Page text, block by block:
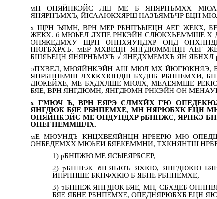
мН ОНЯЙНКЭЙС ЛШ МЕ Б ЯНЯРНЪМХХ
ЯНЯРНЪМХЪ, ЙЮААЮКХЯРШ НАЗЪЯМЪЧР ЕЦН
х ЩРН ЪЯМН, ВРН МЕР РБНПЪЫЕЦН АЕГ ЖЕКХ,
ЖЕКХ. б МЮЬЕЛ ЛХПЕ РНКЭЙН СЛЮКХЬЕММШЕ Х
ОНЯКЕДМХУ ЩРН ОПНХЯУНДХР ОНД
ПЮГБХРХЪ. мЕР МХВЕЦН ЯНГДЮММНЦН АЕГ
БШЯЬЕЦН ЯНЯРНЪМХЪ √ ЯНЕДХМЕМХЪ ЯН ЯБНХЛ
оПХВЕЛ, МЮЯЙНКЭЙН АШ МЮЛ МХ ЙЮГЮКНЯЭ,
ЯНРБНПЕМШ ЛХККХЮПДШ БХДНБ РБНПЕМХИ,
ДЮКЕЙХЕ, МЕ БХДХЛШЕ МЮЛХ, МЕАЕЯМШЕ
БЯЕ, ВРН ЯНГДЮМН, ЯНГДЮМН РНКЭЙН ОН
х ГМЮЧ Ъ, ВРН ЕЯРЭ СЛМХЙХ ГЮ
ЯНГДЮК БЯЕ РБНПЕМХЕ, МН НЯРЮБХК ЕЦН
ОНЯЙНКЭЙС МЕ ОНДУНДХР рБНПЖС, ЯРНКЭ
ОПЕГПЕММШЛХ.
мЕ МЮУНДЪ КНЦХВЕЯЙНЦН НРБЕРЮ МЮ
ОНБЕДЕМХХ МЮЬЕИ БЯЕКЕММНИ, ТХКНЯНТШ
1) рБНПЖЮ МЕ ЯСЫЕЯРБСЕР,
2) рБНПЕЖ, бШЯЬЮЪ ЯХКЮ, ЯНГДЮКЮ
ЙНРНПШЕ БКНФХКЮ Б ЯБНЕ РБНПЕМХЕ,
3) рБНПЕЖ ЯНГДЮК БЯЕ, МН, СБХДЕБ
БЯЕ ЯБНЕ РБНПЕМХЕ, ОПЕДНЯРЮБХБ ЕЦН